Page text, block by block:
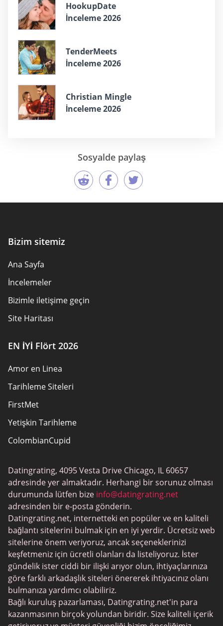
HookupDate
İnceleme 2026
TenderMeets
İnceleme 2026
Christian Mingle
İnceleme 2026
Sosyalde paylaş
Bizim sitemiz
Ana Sayfa
İncelemeler
Bizimle iletişime geçin
Site Haritası
EN İYİ Flört 2026
Amor en Linea
Tarihleme Siteleri
FirstMet
Yetişkin Tarihleme
ColombianCupid
MeetMindful
BDSM Flört
BBPeopleMeet
Şeker Baba Siteleri
JPeopleMeet
Trans Tarihleme
Kıdemli Tarihleme
MyLOL
Gay Tarihleme
Datingrating, 4095 Vesta Drive Chicago, IL 60657
adresinde yer almaktadır. Herhangi bir sorunuz olması
durumunda lütfen bize info@datingrating.net
adresinden bir e-posta gönderin.
Datingrating.net, internetteki en popüler ve en kaliteli
bağlantı sitelerini bulmak için en iyi yerdir. Ücretsiz web
sitelerine önem veriyoruz, ancak seçeneklerinizi
keşfetmeniz için ücretli olanları da listeliyoruz. İster
gündelik ister ciddi bir ilişki arıyor olun, ihtiyaçlarınıza
göre farklı arkadaşlık siteleri önererek ihtiyacınız olanı
bulmanıza yardımcı olabiliriz.
Bağlı kuruluş pazarlaması, Datingrating.net'in para
kazanmasının birçok yolundan biridir. Size kaliteli içerik